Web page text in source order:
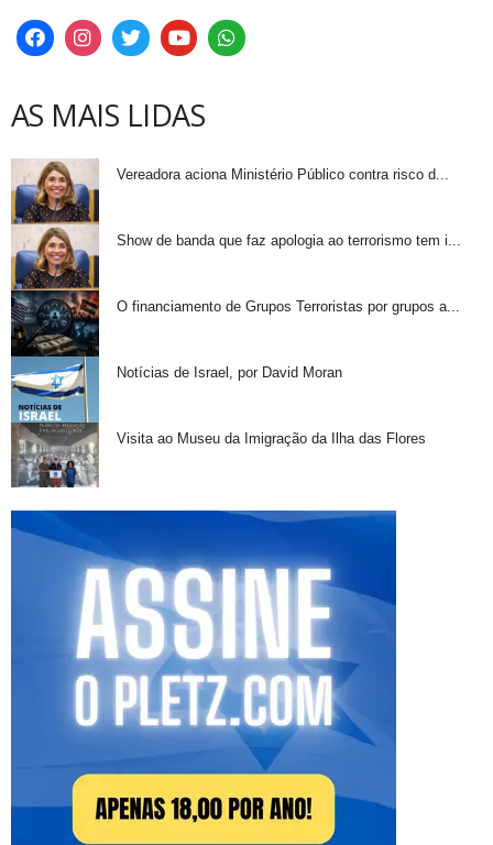
AS MAIS LIDAS
Vereadora aciona Ministério Público contra risco d...
Show de banda que faz apologia ao terrorismo tem i...
O financiamento de Grupos Terroristas por grupos a...
Notícias de Israel, por David Moran
Visita ao Museu da Imigração da Ilha das Flores